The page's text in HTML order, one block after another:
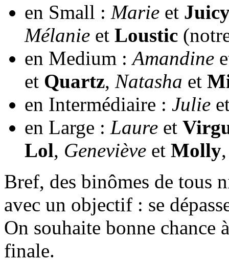
en Small : Marie et
Mélanie et Loustic
en Medium :Amandine
et Quartz, Natasha et
en Intermédiaire : Julie
en Large : Laure et
Lol, Geneviève et Molly
Bref, des binômes de tous
avec un objectif : se
On souhaite bonne chance
finale.